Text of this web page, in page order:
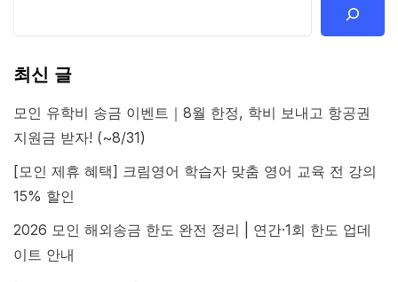
최신 글
모인 유학비 송금 이벤트｜8월 한정, 학비 보내고 항공권
지원금 받자! (~8/31)
[모인 제휴 혜택] 크림영어 학습자 맞춤 영어 교육 전 강의
15% 할인
2026 모인 해외송금 한도 완전 정리 | 연간·1회 한도 업데
이트 안내